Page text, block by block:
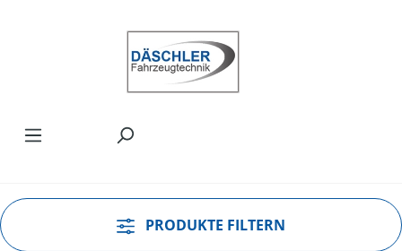
PRODUKTE FILTERN